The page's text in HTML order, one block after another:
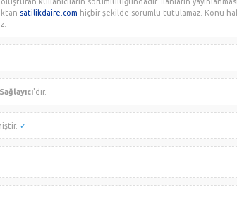
satilikdaire.com hiçbir şekilde sorumlu tutulamaz. Konu
'dır.
✓